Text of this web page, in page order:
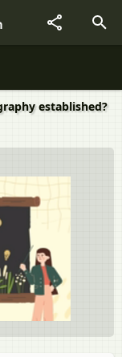
established?